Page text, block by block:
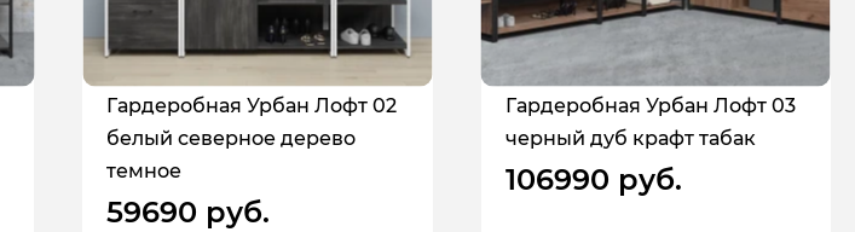
Гардеробная Урбан Лофт 02
белый северное дерево
темное
59690 руб.
Гардеробная Урбан Лофт 03
черный дуб крафт табак
106990 руб.